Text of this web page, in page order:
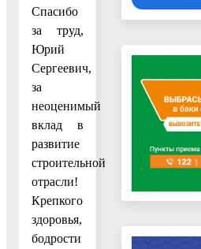
Спасибо
за труд,
Юрий
Сергеевич,
за
неоценимый
вклад в
развитие
строительной
отрасли!
Крепкого
здоровья,
бодрости